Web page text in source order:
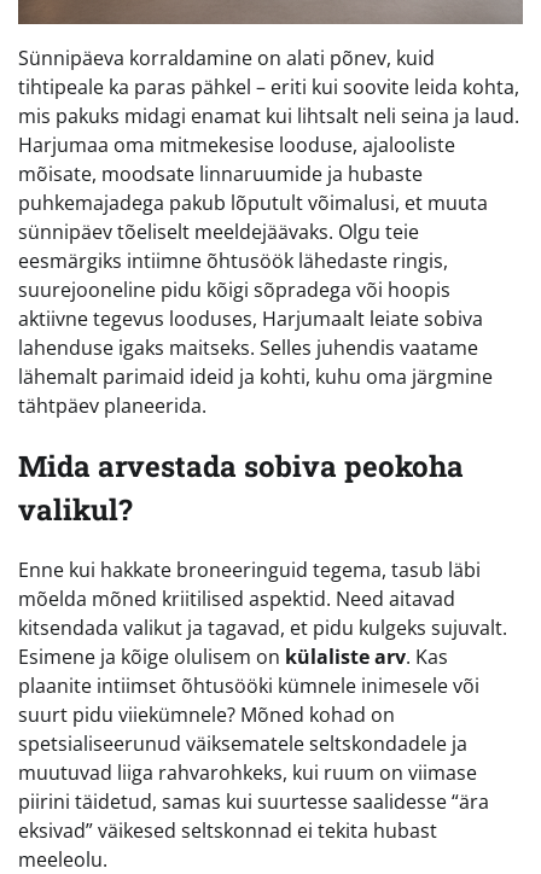
Sünnipäeva korraldamine on alati põnev, kuid
tihtipeale ka paras pähkel – eriti kui soovite leida kohta,
mis pakuks midagi enamat kui lihtsalt neli seina ja laud.
Harjumaa oma mitmekesise looduse, ajalooliste
mõisate, moodsate linnaruumide ja hubaste
puhkemajadega pakub lõputult võimalusi, et muuta
sünnipäev tõeliselt meeldejäävaks. Olgu teie
eesmärgiks intiimne õhtusöök lähedaste ringis,
suurejooneline pidu kõigi sõpradega või hoopis
aktiivne tegevus looduses, Harjumaalt leiate sobiva
lahenduse igaks maitseks. Selles juhendis vaatame
lähemalt parimaid ideid ja kohti, kuhu oma järgmine
tähtpäev planeerida.
Mida arvestada sobiva peokoha
valikul?
Enne kui hakkate broneeringuid tegema, tasub läbi
mõelda mõned kriitilised aspektid. Need aitavad
kitsendada valikut ja tagavad, et pidu kulgeks sujuvalt.
Esimene ja kõige olulisem on külaliste arv. Kas
plaanite intiimset õhtusööki kümnele inimesele või
suurt pidu viiekümnele? Mõned kohad on
spetsialiseerunud väiksematele seltskondadele ja
muutuvad liiga rahvarohkeks, kui ruum on viimase
piirini täidetud, samas kui suurtesse saalidesse “ära
eksivad” väikesed seltskonnad ei tekita hubast
meeleolu.